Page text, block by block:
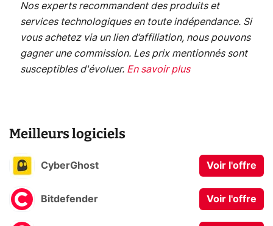
Nos experts recommandent des produits et
services technologiques en toute indépendance. Si
vous achetez via un lien d’affiliation, nous pouvons
gagner une commission. Les prix mentionnés sont
susceptibles d'évoluer. En savoir plus
Meilleurs logiciels
CyberGhost Voir l'offre
Bitdefender Voir l'offre